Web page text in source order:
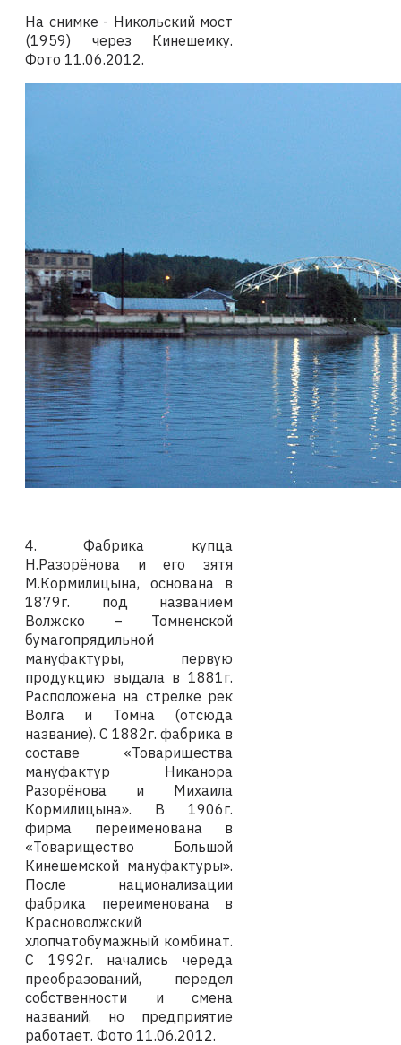
На снимке - Никольский мост
(1959) через Кинешемку.
Фото 11.06.2012.
4.
Фабрика купца
Н.Разорёнова и его зятя
М.Кормилицына, основана в
1879г. под названием
Волжско – Томненской
бумагопрядильной
мануфактуры, первую
продукцию выдала в 1881г.
Расположена на стрелке рек
Волга и Томна (отсюда
название). С 1882г. фабрика в
составе «Товарищества
мануфактур Никанора
Разорёнова и Михаила
Кормилицына». В 1906г.
фирма переименована в
«Товарищество Большой
Кинешемской мануфактуры».
После национализации
фабрика переименована в
Красноволжский
хлопчатобумажный комбинат.
С 1992г. начались череда
преобразований, передел
собственности и смена
названий, но предприятие
работает. Фото 11.06.2012.